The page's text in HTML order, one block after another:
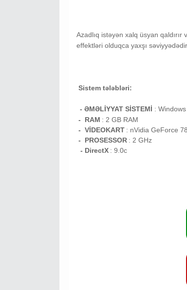
Azadlıq istəyən xalq üsyan
effektləri olduqca yaxşı
Sistem tələbləri:
- ƏMƏLİYYAT SİSTEMİ :
- RAM : 2 GB RAM
- VİDEOKART : nVidia GeForce
- PROSESSOR : 2 GHz
- DirectX : 9.0c